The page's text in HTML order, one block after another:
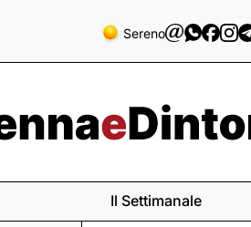
Sereno
Il Settimanale